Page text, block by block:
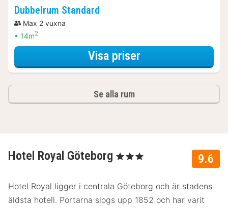
Dubbelrum Standard
Max 2 vuxna
14m2
Visa priserför Spapaket
Se alla rum
9.6
Hotel Royal Göteborg , 3 Stjärnor
Hotel Royal ligger i centrala Göteborg och är stadens
äldsta hotell. Portarna slogs upp 1852 och har varit